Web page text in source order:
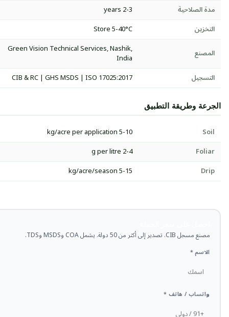
مدة الصلاحية
2-3 years
التخزين
Store 5-40°C
المصنع
Green Vision Technical Services, Nashik,
India
التسجيل
CIB & RC | GHS MSDS | ISO 17025:2017
الجرعة وطريقة التطبيق
Soil
5-10 kg/acre per application
Foliar
2-4 g per litre
Drip
5-15 kg/acre/season
مصنع مسجل CIB. تصدير إلى أكثر من 50 دولة. يشمل COA وMSDS وTDS.
الاسم *
واتساب / هاتف *